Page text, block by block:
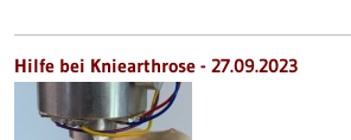
Hilfe bei Kniearthrose - 27.09.2023